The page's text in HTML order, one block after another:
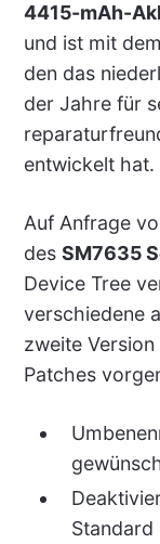
4415-mAh-
und ist mit
den das
der Jahre für
entwickelt hat.
Auf Anfrage
des SM7635
Device Tree
verschiedene
zweite
Patches
Standard